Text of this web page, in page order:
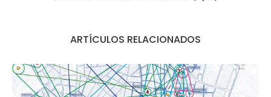
ARTÍCULOS RELACIONADOS